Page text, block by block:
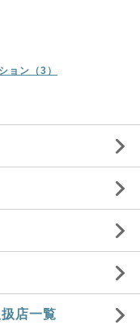
ョン（3）
店一覧